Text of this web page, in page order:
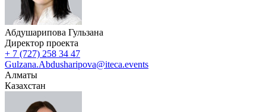
Абдушарипова Гульзана
Директор проекта
+ 7 (727) 258 34 47
Gulzana.Abdusharipova@iteca.events
Алматы
Казахстан